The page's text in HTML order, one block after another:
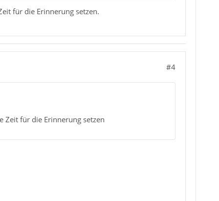
für die Erinnerung setzen.
#4
Zeit für die Erinnerung setzen